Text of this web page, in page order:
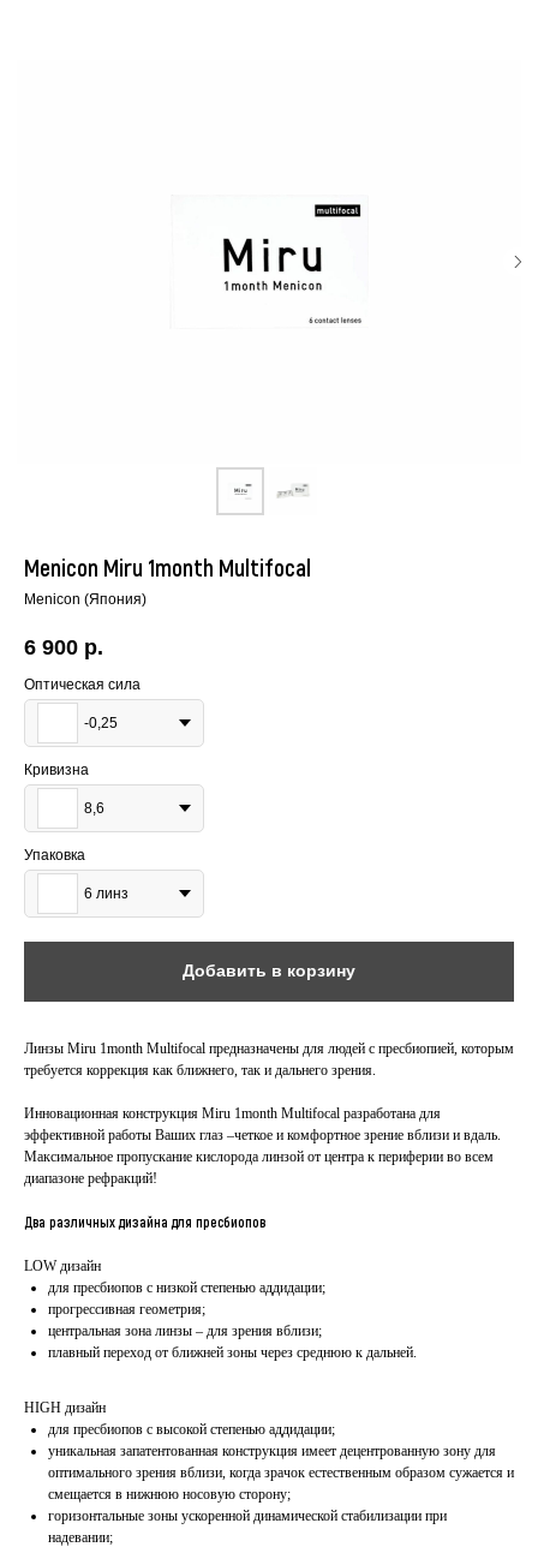
Menicon Miru 1month Multifocal
Menicon (Япония)
6 900 р.
Оптическая сила
-0,25
Кривизна
8,6
Упаковка
6 линз
Добавить в корзину
Линзы Miru 1month Multifocal предназначены для людей с пресбиопией, которым
требуется коррекция как ближнего, так и дальнего зрения.
Инновационная конструкция Miru 1month Multifocal разработана для
эффективной работы Ваших глаз –четкое и комфортное зрение вблизи и вдаль.
Максимальное пропускание кислорода линзой от центра к периферии во всем
диапазоне рефракций!
Два различных дизайна для пресбиопов
LOW дизайн
для пресбиопов с низкой степенью аддидации;
прогрессивная геометрия;
центральная зона линзы – для зрения вблизи;
плавный переход от ближней зоны через среднюю к дальней.
HIGH дизайн
для пресбиопов с высокой степенью аддидации;
уникальная запатентованная конструкция имеет децентрованную зону для
оптимального зрения вблизи, когда зрачок естественным образом сужается и
смещается в нижнюю носовую сторону;
горизонтальные зоны ускоренной динамической стабилизации при
надевании;